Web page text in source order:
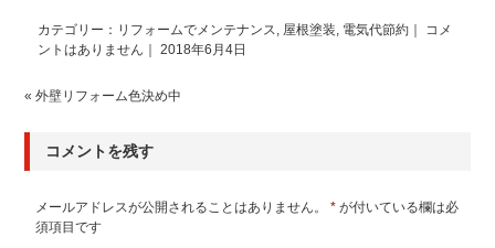
カテゴリー： リフォームでメンテナンス, 屋根塗装, 電気代節約 ｜ コメ
ントはありません ｜ 2018年6月4日
« 外壁リフォーム色決め中
コメントを残す
メールアドレスが公開されることはありません。 * が付いている欄は必
須項目です